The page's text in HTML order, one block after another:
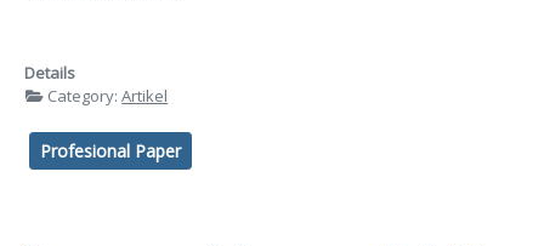
Details
Category:Artikel
Profesional Paper